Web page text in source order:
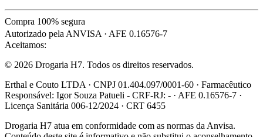
Compra 100% segura
Autorizado pela ANVISA · AFE 0.16576-7
Aceitamos:
© 2026 Drogaria H7. Todos os direitos reservados.
Erthal e Couto LTDA · CNPJ 01.404.097/0001-60 · Farmacêutico
Responsável: Igor Souza Patueli - CRF-RJ: - · AFE 0.16576-7 ·
Licença Sanitária 006-12/2024 · CRT 6455
Drogaria H7 atua em conformidade com as normas da Anvisa.